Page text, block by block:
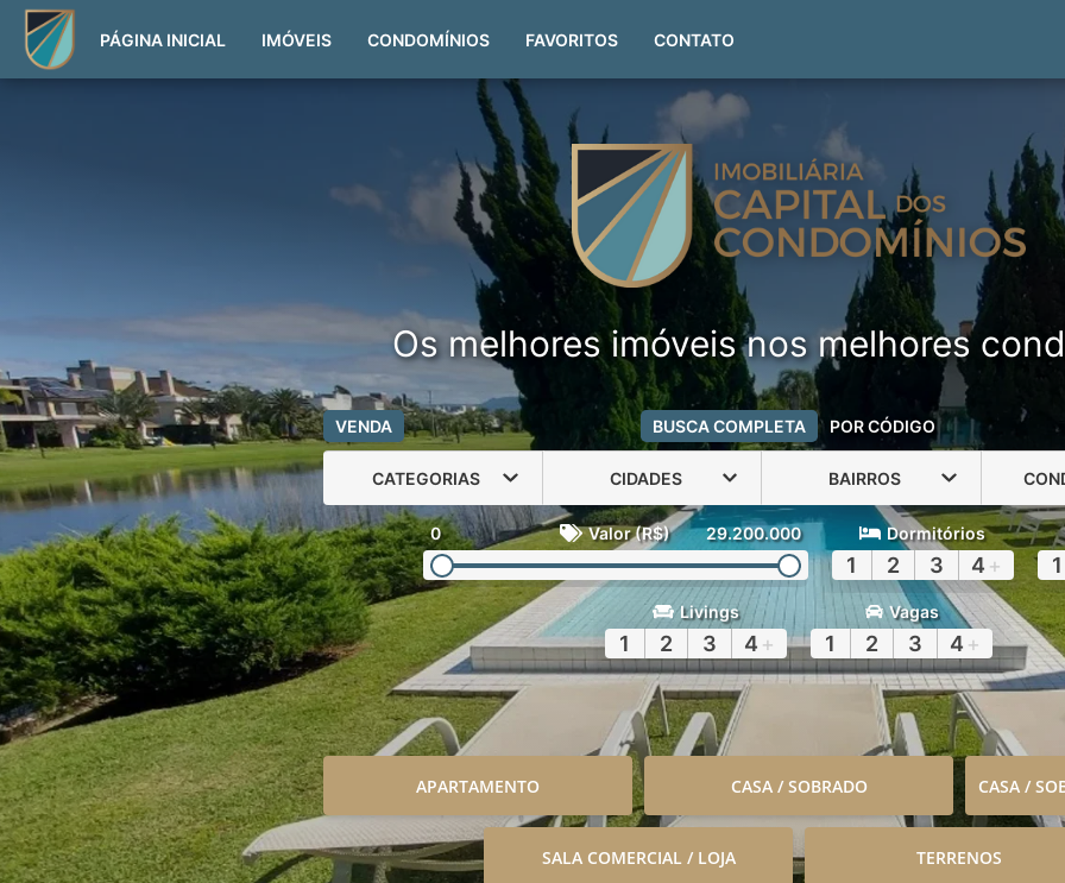
PÁGINA INICIAL IMÓVEIS CONDOMÍNIOS FAVORITOS CONTATO
Os melhores imóveis nos melhores
VENDA BUSCA COMPLETA POR CÓDIGO
CATEGORIAS CIDADES BAIRROS
0 Valor (R$) 29.200.000 Dormitórios
1 2 3 4 + 1
Livings
1 2 3 4 +
Vagas
1 2 3 4 +
APARTAMENTO CASA / SOBRADO CASA /
SALA COMERCIAL / LOJA TERRENOS